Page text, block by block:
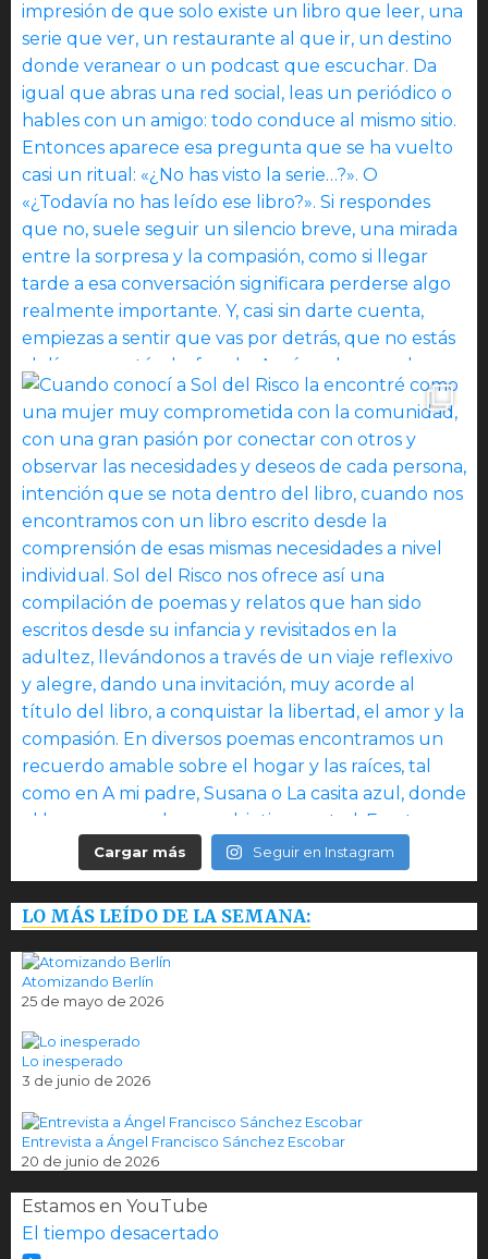
Cargar más Seguir en Instagram
LO MÁS LEÍDO DE LA SEMANA:
Atomizando Berlín
25 de mayo de 2026
Lo inesperado
3 de junio de 2026
Entrevista a Ángel Francisco Sánchez Escobar
20 de junio de 2026
Estamos en YouTube
El tiempo desacertado